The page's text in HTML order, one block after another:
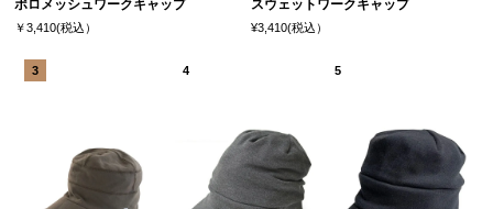
ポロメッシュワークキャップ
￥3,410(税込）
スウェットワークキャップ
¥3,410(税込）